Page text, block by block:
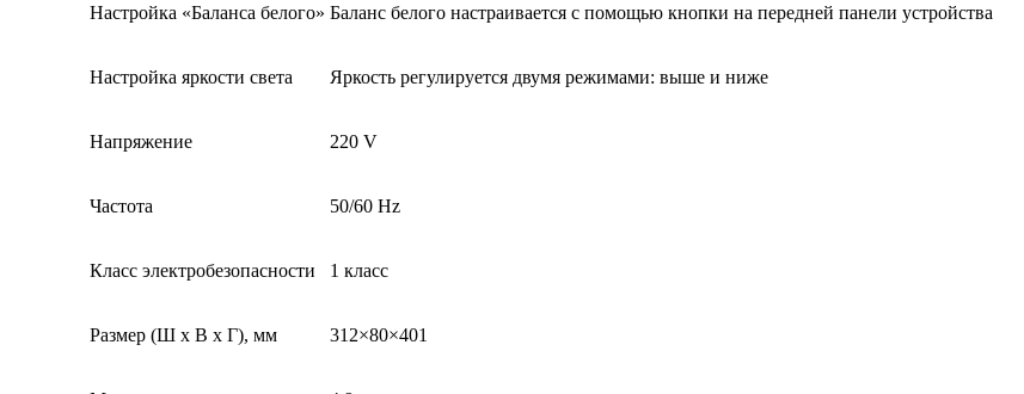
Настройка «Баланса белого» Баланс белого настраивается с помощью кнопки на передней панели устройства
Настройка яркости света Яркость регулируется двумя режимами: выше и ниже
Напряжение 220 V
Частота 50/60 Hz
Класс электробезопасности 1 класс
Размер (Ш х В х Г), мм 312×80×401